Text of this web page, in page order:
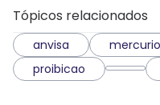
Tópicos relacionados
anvisa mercurio
proibicao